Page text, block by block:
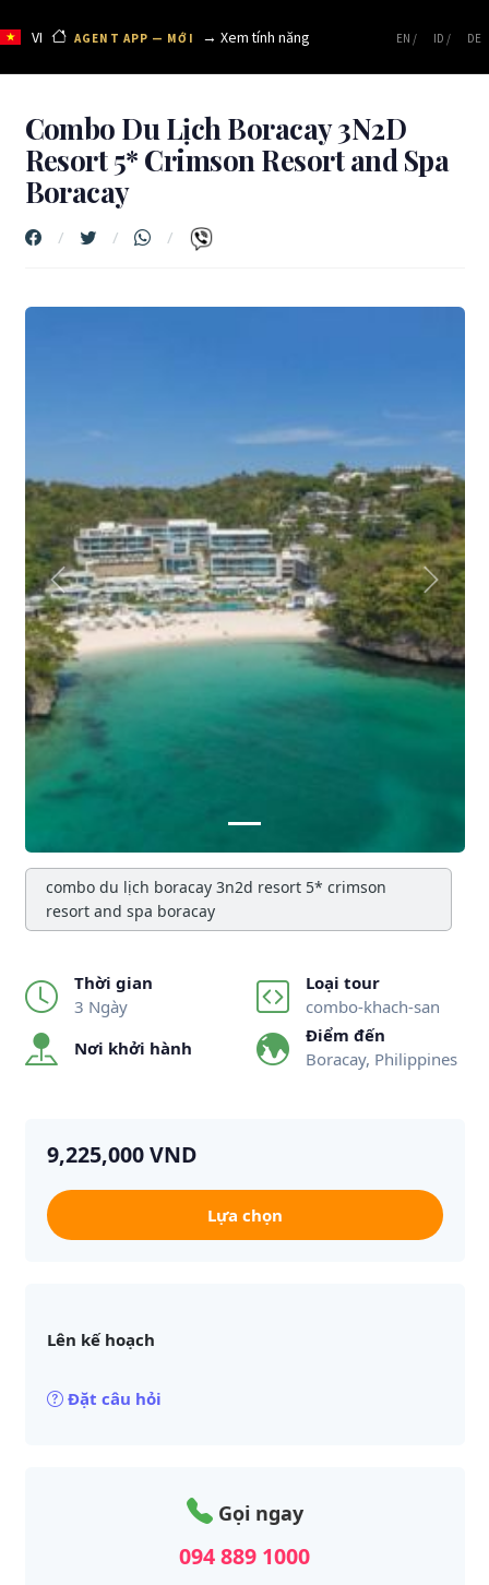
VI AGENT APP — MỚI → Xem tính năng EN / ID / DE
Combo Du Lịch Boracay 3N2D
Resort 5* Crimson Resort and Spa
Boracay
Previous Next
combo du lịch boracay 3n2d resort 5* crimson
resort and spa boracay
Thời gian
3 Ngày
Loại tour
combo-khach-san
Nơi khởi hành
Điểm đến
Boracay, Philippines
9,225,000 VND
Lựa chọn
Lên kế hoạch
Đặt câu hỏi
Gọi ngay
094 889 1000